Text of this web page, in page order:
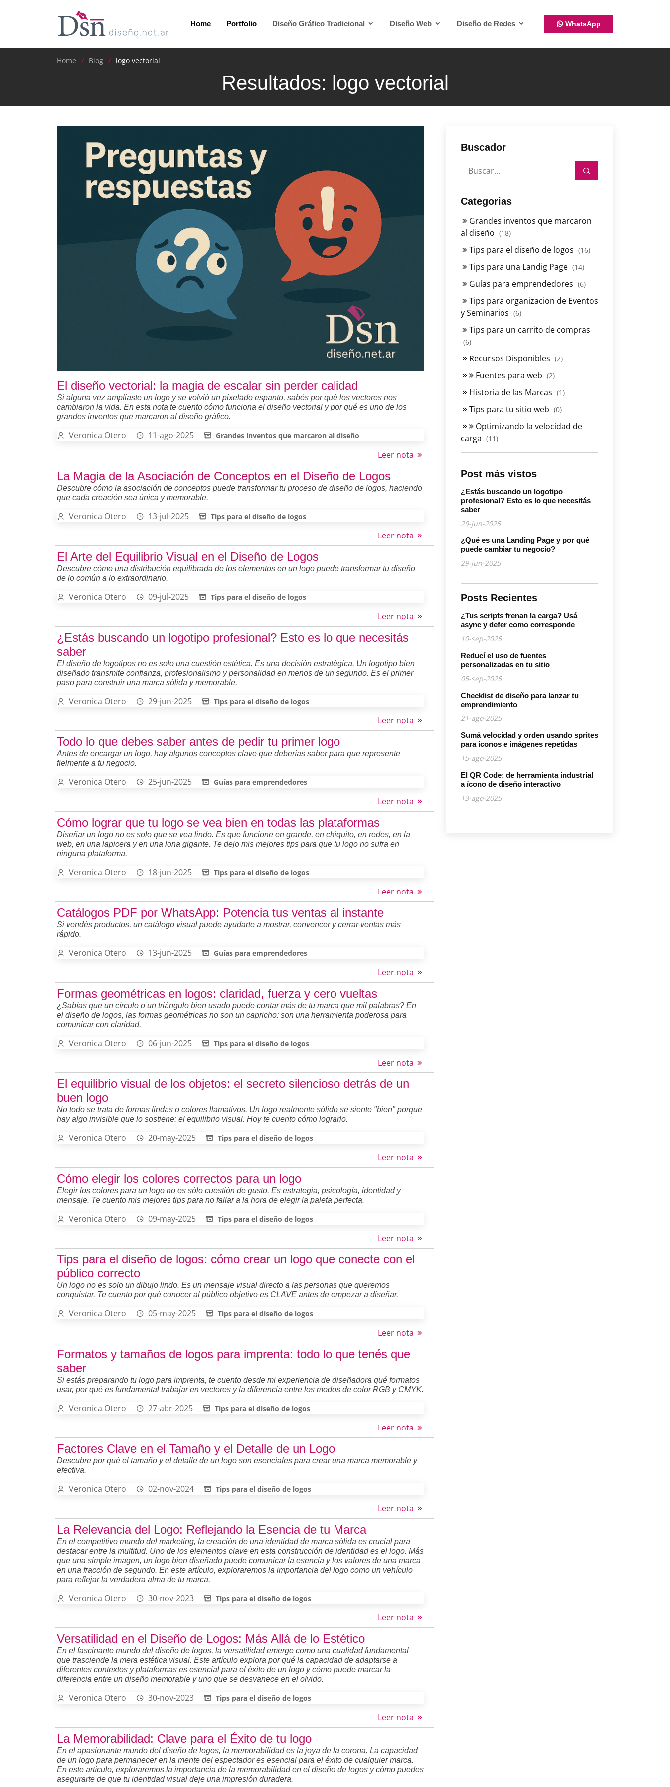
Home Portfolio Diseño Gráfico Tradicional Diseño Web Diseño de Redes WhatsApp
Home Blog logo vectorial
Resultados: logo vectorial
Buscador
Categorias
Grandes inventos que marcaron
al diseño (18)
Tips para el diseño de logos (16)
Tips para una Landig Page (14)
Guías para emprendedores (6)
Tips para organizacion de Eventos
y Seminarios (6)
Tips para un carrito de compras
(6)
Recursos Disponibles (2)
Fuentes para web (2)
Historia de las Marcas (1)
Tips para tu sitio web (0)
Optimizando la velocidad de
carga (11)
Post más vistos
¿Estás buscando un logotipo
profesional? Esto es lo que necesitás
saber
29-jun-2025
¿Qué es una Landing Page y por qué
puede cambiar tu negocio?
29-jun-2025
Posts Recientes
¿Tus scripts frenan la carga? Usá
async y defer como corresponde
10-sep-2025
Reducí el uso de fuentes
personalizadas en tu sitio
05-sep-2025
Checklist de diseño para lanzar tu
emprendimiento
21-ago-2025
Sumá velocidad y orden usando sprites
para íconos e imágenes repetidas
15-ago-2025
El QR Code: de herramienta industrial
a ícono de diseño interactivo
13-ago-2025
El diseño vectorial: la magia de escalar sin perder calidad
Si alguna vez ampliaste un logo y se volvió un pixelado espanto, sabés por qué los vectores nos
cambiaron la vida. En esta nota te cuento cómo funciona el diseño vectorial y por qué es uno de los
grandes inventos que marcaron al diseño gráfico.
Veronica Otero 11-ago-2025 Grandes inventos que marcaron al diseño
Leer nota
La Magia de la Asociación de Conceptos en el Diseño de Logos
Descubre cómo la asociación de conceptos puede transformar tu proceso de diseño de logos, haciendo
que cada creación sea única y memorable.
Veronica Otero 13-jul-2025 Tips para el diseño de logos
Leer nota
El Arte del Equilibrio Visual en el Diseño de Logos
Descubre cómo una distribución equilibrada de los elementos en un logo puede transformar tu diseño
de lo común a lo extraordinario.
Veronica Otero 09-jul-2025 Tips para el diseño de logos
Leer nota
¿Estás buscando un logotipo profesional? Esto es lo que necesitás
saber
El diseño de logotipos no es solo una cuestión estética. Es una decisión estratégica. Un logotipo bien
diseñado transmite confianza, profesionalismo y personalidad en menos de un segundo. Es el primer
paso para construir una marca sólida y memorable.
Veronica Otero 29-jun-2025 Tips para el diseño de logos
Leer nota
Todo lo que debes saber antes de pedir tu primer logo
Antes de encargar un logo, hay algunos conceptos clave que deberías saber para que represente
fielmente a tu negocio.
Veronica Otero 25-jun-2025 Guías para emprendedores
Leer nota
Cómo lograr que tu logo se vea bien en todas las plataformas
Diseñar un logo no es solo que se vea lindo. Es que funcione en grande, en chiquito, en redes, en la
web, en una lapicera y en una lona gigante. Te dejo mis mejores tips para que tu logo no sufra en
ninguna plataforma.
Veronica Otero 18-jun-2025 Tips para el diseño de logos
Leer nota
Catálogos PDF por WhatsApp: Potencia tus ventas al instante
Si vendés productos, un catálogo visual puede ayudarte a mostrar, convencer y cerrar ventas más
rápido.
Veronica Otero 13-jun-2025 Guías para emprendedores
Leer nota
Formas geométricas en logos: claridad, fuerza y cero vueltas
¿Sabías que un círculo o un triángulo bien usado puede contar más de tu marca que mil palabras? En
el diseño de logos, las formas geométricas no son un capricho: son una herramienta poderosa para
comunicar con claridad.
Veronica Otero 06-jun-2025 Tips para el diseño de logos
Leer nota
El equilibrio visual de los objetos: el secreto silencioso detrás de un
buen logo
No todo se trata de formas lindas o colores llamativos. Un logo realmente sólido se siente "bien" porque
hay algo invisible que lo sostiene: el equilibrio visual. Hoy te cuento cómo lograrlo.
Veronica Otero 20-may-2025 Tips para el diseño de logos
Leer nota
Cómo elegir los colores correctos para un logo
Elegir los colores para un logo no es sólo cuestión de gusto. Es estrategia, psicología, identidad y
mensaje. Te cuento mis mejores tips para no fallar a la hora de elegir la paleta perfecta.
Veronica Otero 09-may-2025 Tips para el diseño de logos
Leer nota
Tips para el diseño de logos: cómo crear un logo que conecte con el
público correcto
Un logo no es solo un dibujo lindo. Es un mensaje visual directo a las personas que queremos
conquistar. Te cuento por qué conocer al público objetivo es CLAVE antes de empezar a diseñar.
Veronica Otero 05-may-2025 Tips para el diseño de logos
Leer nota
Formatos y tamaños de logos para imprenta: todo lo que tenés que
saber
Si estás preparando tu logo para imprenta, te cuento desde mi experiencia de diseñadora qué formatos
usar, por qué es fundamental trabajar en vectores y la diferencia entre los modos de color RGB y CMYK.
Veronica Otero 27-abr-2025 Tips para el diseño de logos
Leer nota
Factores Clave en el Tamaño y el Detalle de un Logo
Descubre por qué el tamaño y el detalle de un logo son esenciales para crear una marca memorable y
efectiva.
Veronica Otero 02-nov-2024 Tips para el diseño de logos
Leer nota
La Relevancia del Logo: Reflejando la Esencia de tu Marca
En el competitivo mundo del marketing, la creación de una identidad de marca sólida es crucial para
destacar entre la multitud. Uno de los elementos clave en esta construcción de identidad es el logo. Más
que una simple imagen, un logo bien diseñado puede comunicar la esencia y los valores de una marca
en una fracción de segundo. En este artículo, exploraremos la importancia del logo como un vehículo
para reflejar la verdadera alma de tu marca.
Veronica Otero 30-nov-2023 Tips para el diseño de logos
Leer nota
Versatilidad en el Diseño de Logos: Más Allá de lo Estético
En el fascinante mundo del diseño de logos, la versatilidad emerge como una cualidad fundamental
que trasciende la mera estética visual. Este artículo explora por qué la capacidad de adaptarse a
diferentes contextos y plataformas es esencial para el éxito de un logo y cómo puede marcar la
diferencia entre un diseño memorable y uno que se desvanece en el olvido.
Veronica Otero 30-nov-2023 Tips para el diseño de logos
Leer nota
La Memorabilidad: Clave para el Éxito de tu logo
En el apasionante mundo del diseño de logos, la memorabilidad es la joya de la corona. La capacidad
de un logo para permanecer en la mente del espectador es esencial para el éxito de cualquier marca.
En este artículo, exploraremos la importancia de la memorabilidad en el diseño de logos y cómo puedes
asegurarte de que tu identidad visual deje una impresión duradera.